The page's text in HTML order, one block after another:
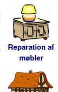
Reparation af
møbler